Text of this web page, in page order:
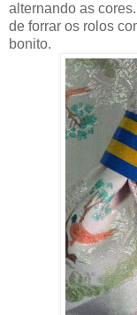
alternando as
de forrar os rolos
bonito.